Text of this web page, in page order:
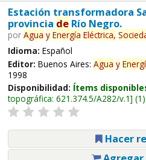
Estación transformadora
provincia deRío Negro.
por Agua y Energía Eléctrica,
Idioma: Español
Editor: Buenos Aires: Agua y
1998
Disponibilidad: Ítems
topográfica: 621.374.5/A282/v.1 (1).
Hacer